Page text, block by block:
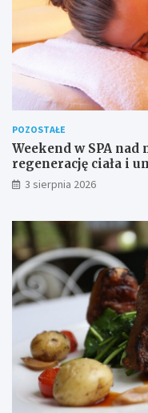
POZOSTAŁE
Weekend w SPA nad
regenerację ciała i
3 sierpnia 2026